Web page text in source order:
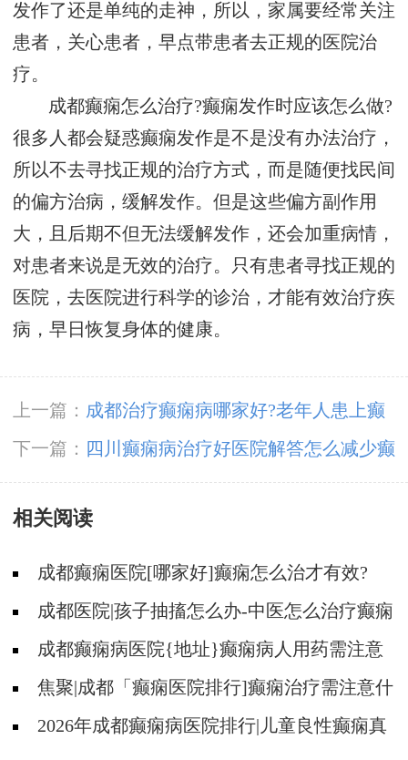
发作了还是单纯的走神，所以，家属要经常关注
患者，关心患者，早点带患者去正规的医院治
疗。
成都癫痫怎么治疗?癫痫发作时应该怎么做?
很多人都会疑惑癫痫发作是不是没有办法治疗，
所以不去寻找正规的治疗方式，而是随便找民间
的偏方治病，缓解发作。但是这些偏方副作用
大，且后期不但无法缓解发作，还会加重病情，
对患者来说是无效的治疗。只有患者寻找正规的
医院，去医院进行科学的诊治，才能有效治疗疾
病，早日恢复身体的健康。
上一篇： 成都治疗癫痫病哪家好?老年人患上癫
痫会更加严重吗?
下一篇：
四川癫痫病治疗好医院解答怎么减少癫
痫带来的伤害?
相关阅读
成都癫痫医院[哪家好]癫痫怎么治才有效?
成都医院|孩子抽搐怎么办-中医怎么治疗癫痫
呢?成都癫痫病医院{地址}癫痫病人用药需注意
什么?焦聚|成都「癫痫医院排行]癫痫治疗需注意什
么?2026年成都癫痫病医院排行|儿童良性癫痫真